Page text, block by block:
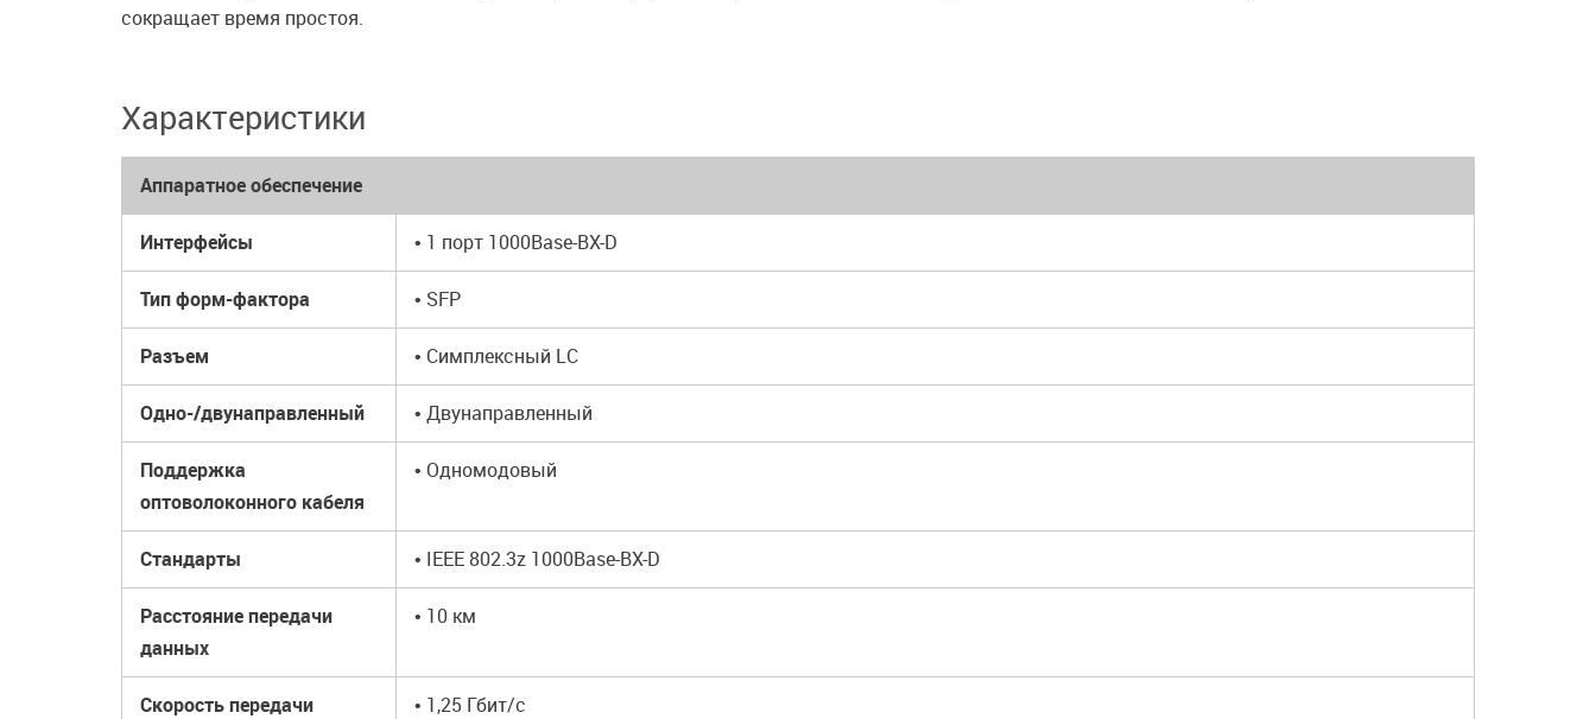
сокращает время простоя.
Характеристики
Аппаратное обеспечение
Интерфейсы • 1 порт 1000Base-BX-D
Тип форм-фактора • SFP
Разъем • Симплексный LC
Одно-/двунаправленный • Двунаправленный
Поддержка
оптоволоконного кабеля
• Одномодовый
Стандарты • IEEE 802.3z 1000Base-BX-D
Расстояние передачи
данных
• 10 км
Скорость передачи
• 1,25 Гбит/с